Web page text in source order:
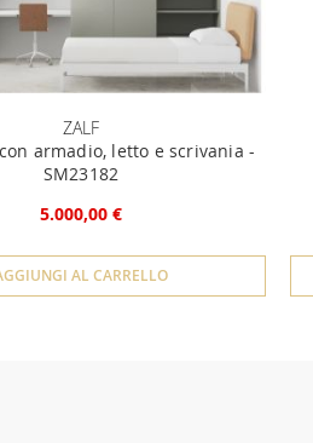
ZALF
armadio, letto e scrivania -
SM23182
5.000,00 €
AL CARRELLO